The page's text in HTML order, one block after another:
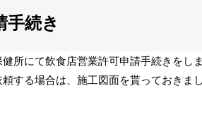
続き
所にて飲食店営業許可申請手続きをし
する場合は、施工図面を貰っておきま